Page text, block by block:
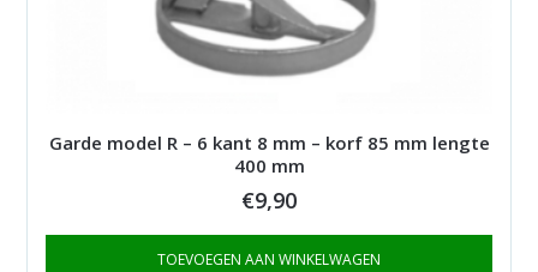
Garde model R – 6 kant 8 mm – korf 85 mm lengte
400 mm
€9,90
TOEVOEGEN AAN WINKELWAGEN